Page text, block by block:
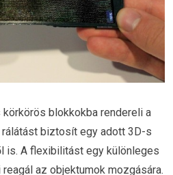
blokkokba rendereli a
biztosít egy adott 3D-s
is. A flexibilitást egy különleges
az objektumok mozgására.